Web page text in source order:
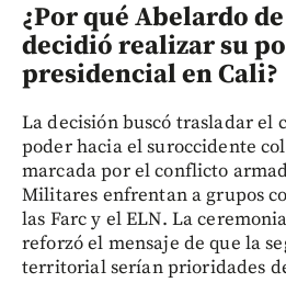
¿Por qué Abelardo
decidió realizar su
presidencial en Cali?
La decisión buscó trasladar el
poder hacia el suroccidente
marcada por el conflicto
Militares enfrentan a grupos
las Farc y el ELN. La
reforzó el mensaje de que la
territorial serían prioridades